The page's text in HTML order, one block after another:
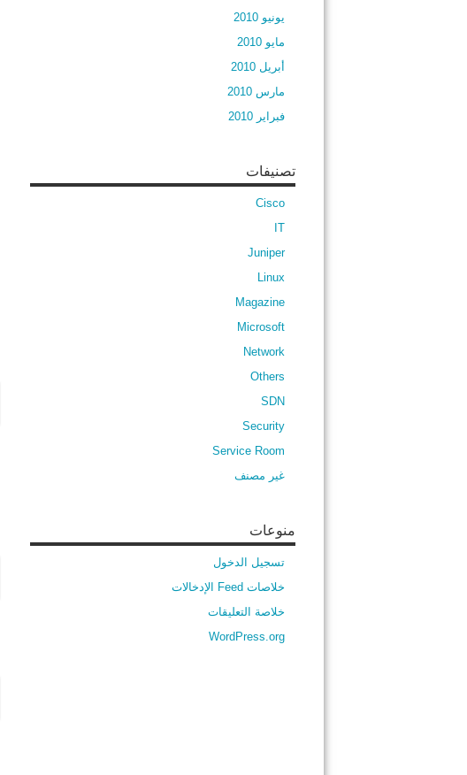
يونيو 2010
مايو 2010
أبريل 2010
مارس 2010
فبراير 2010
تصنيفات
Cisco
IT
Juniper
Linux
Magazine
Microsoft
Network
Others
SDN
Security
Service Room
غير مصنف
منوعات
تسجيل الدخول
خلاصات Feed الإدخالات
خلاصة التعليقات
WordPress.org